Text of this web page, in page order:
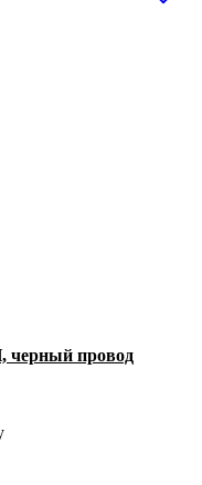
черный провод